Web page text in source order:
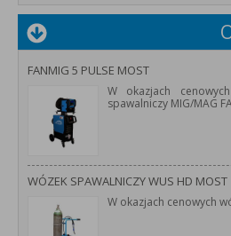
FANMIG 5 PULSE MOST
W okazjach
spawalniczy MIG/MAG
WÓZEK SPAWALNICZY WUS HD MOST
W okazjach cenowych